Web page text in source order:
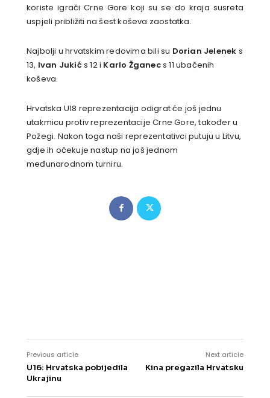
koriste igrači Crne Gore koji su se do kraja susreta
uspjeli približiti na šest koševa zaostatka.
Najbolji u hrvatskim redovima bili su Dorian Jelenek s
13, Ivan Jukićs 12 i Karlo Žganecs 11 ubačenih
koševa.
Hrvatska U18 reprezentacija odigrat će još jednu
utakmicu protiv reprezentacije Crne Gore, također u
Požegi. Nakon toga naši reprezentativci putuju u Litvu,
gdje ih očekuje nastup na još jednom
međunarodnom turniru.
Previous article
U16: Hrvatska pobijedila
Ukrajinu
Next article
Kina pregazila Hrvatsku